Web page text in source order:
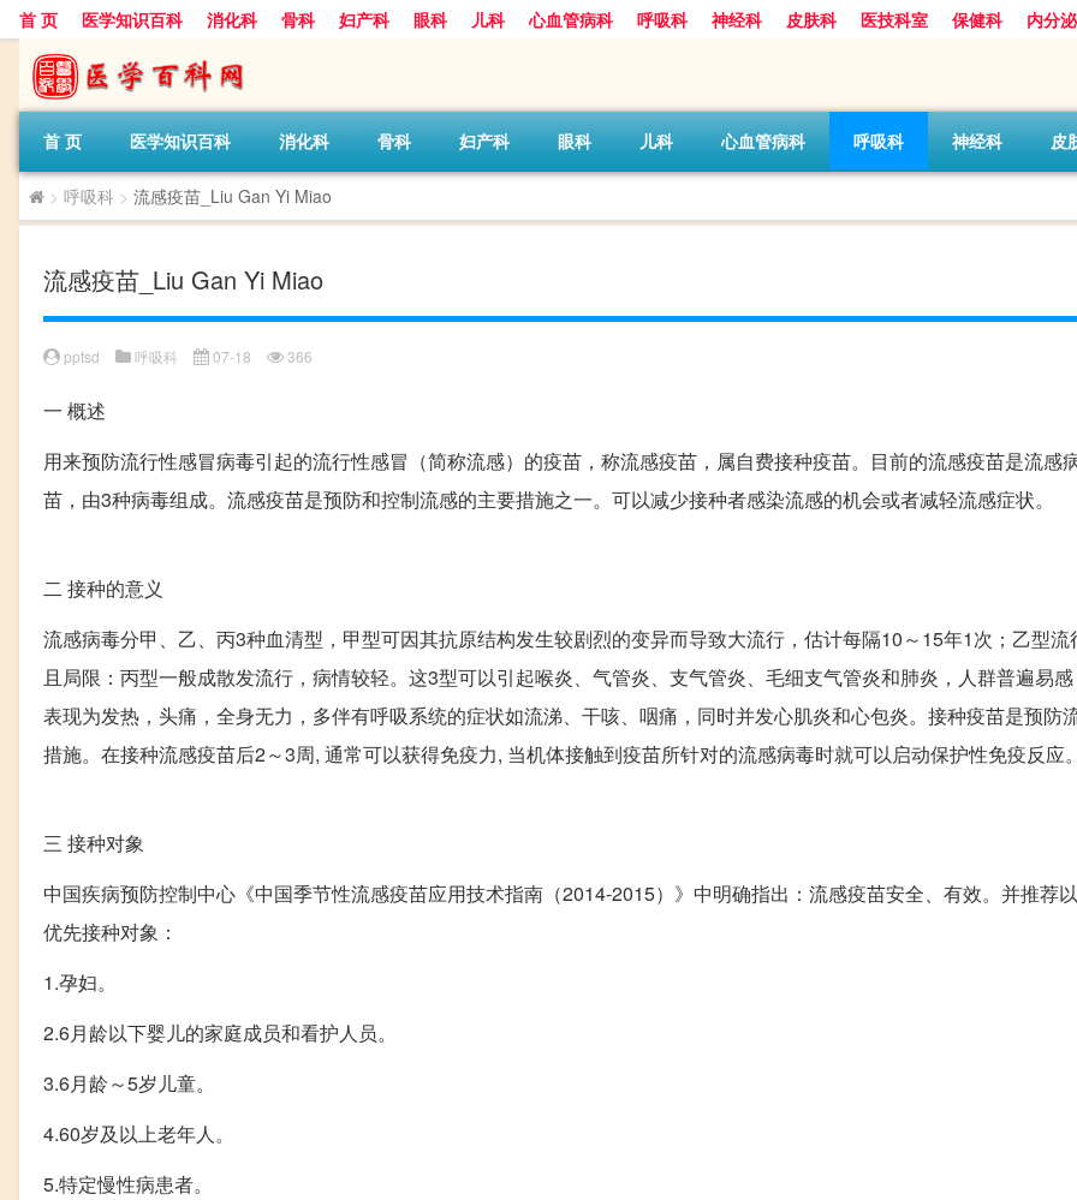
首 页 医学知识百科 消化科 骨科 妇产科 眼科 儿科 心血管病科 呼吸科 神经科 皮肤科 医技科室 保健科 内分
首 页 医学知识百科 消化科 骨科 妇产科 眼科 儿科 心血管病科 呼吸科 神经科 皮
> 呼吸科 > 流感疫苗_Liu Gan Yi Miao
流感疫苗_Liu Gan Yi Miao
pptsd 呼吸科 07-18 366
一 概述
用来预防流行性感冒病毒引起的流行性感冒（简称流感）的疫苗，称流感疫苗，属自费接种疫苗。目前的流感疫苗是流感
苗，由3种病毒组成。流感疫苗是预防和控制流感的主要措施之一。可以减少接种者感染流感的机会或者减轻流感症状。
二 接种的意义
流感病毒分甲、乙、丙3种血清型，甲型可因其抗原结构发生较剧烈的变异而导致大流行，估计每隔10～15年1次；乙型流
且局限：丙型一般成散发流行，病情较轻。这3型可以引起喉炎、气管炎、支气管炎、毛细支气管炎和肺炎，人群普遍易
表现为发热，头痛，全身无力，多伴有呼吸系统的症状如流涕、干咳、咽痛，同时并发心肌炎和心包炎。接种疫苗是预防
措施。在接种流感疫苗后2～3周, 通常可以获得免疫力, 当机体接触到疫苗所针对的流感病毒时就可以启动保护性免疫反应
三 接种对象
中国疾病预防控制中心《中国季节性流感疫苗应用技术指南（2014-2015）》中明确指出：流感疫苗安全、有效。并推荐
优先接种对象：
1.孕妇。
2.6月龄以下婴儿的家庭成员和看护人员。
3.6月龄～5岁儿童。
4.60岁及以上老年人。
5.特定慢性病患者。